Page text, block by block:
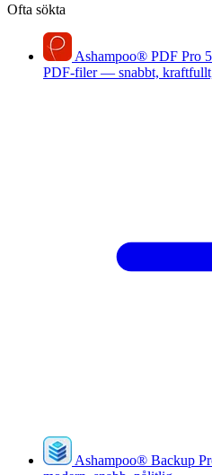
Ofta sökta
Ashampoo® PDF Pro 5
PDF-filer — snabbt,
Ashampoo® Backup